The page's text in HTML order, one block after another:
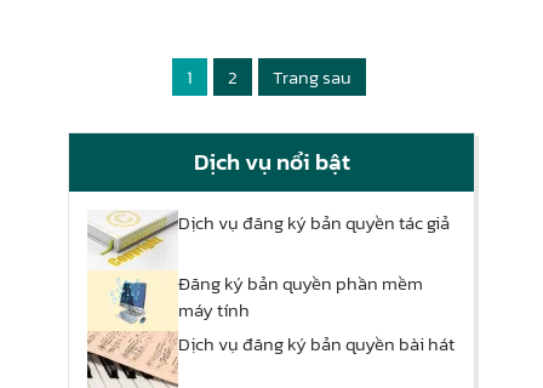
1 2 Trang sau
Dịch vụ nổi bật
Dịch vụ đăng ký bản quyền tác giả
Đăng ký bản quyền phần mềm
máy tính
Dịch vụ đăng ký bản quyền bài hát